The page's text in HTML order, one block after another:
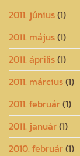
2011. június(1)
2011. május(1)
2011. április(1)
2011. március(1)
2011. február(1)
2011. január(1)
2010. február(1)